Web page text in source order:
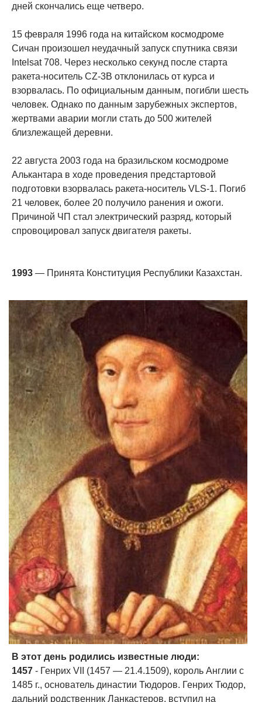
дней скончались еще четверо.
15 февраля 1996 года на китайском космодроме
Сичан произошел неудачный запуск спутника связи
Intelsat 708. Через несколько секунд после старта
ракета-носитель CZ-3B отклонилась от курса и
взорвалась. По официальным данным, погибли шесть
человек. Однако по данным зарубежных экспертов,
жертвами аварии могли стать до 500 жителей
близлежащей деревни.
22 августа 2003 года на бразильском космодроме
Алькантара в ходе проведения предстартовой
подготовки взорвалась ракета-носитель VLS-1. Погиб
21 человек, более 20 получило ранения и ожоги.
Причиной ЧП стал электрический разряд, который
спровоцировал запуск двигателя ракеты.
1993 — Принята Конституция Республики Казахстан.
В этот день родились известные люди:
1457 - Генрих VII (1457 — 21.4.1509), король Англии с
1485 г., основатель династии Тюдоров. Генрих Тюдор,
дальний родственник Ланкастеров, вступил на